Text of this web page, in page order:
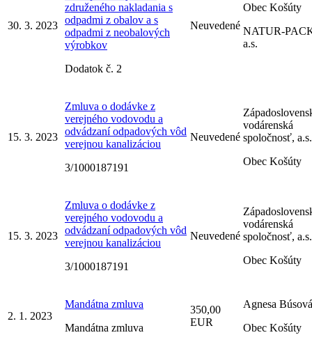
30. 3. 2023
združeného nakladania s
odpadmi z obalov a s
odpadmi z neobalových
výrobkov
Dodatok č. 2
Neuvedené
Obec Košúty
NATUR-
a.s.
15. 3. 2023
Zmluva o dodávke z
verejného vodovodu a
odvádzaní odpadových vôd
verejnou kanalizáciou
3/1000187191
Neuvedené
vodárenská
spoločnosť, a.s.
Obec Košúty
15. 3. 2023
Zmluva o dodávke z
verejného vodovodu a
odvádzaní odpadových vôd
verejnou kanalizáciou
3/1000187191
Neuvedené
vodárenská
spoločnosť, a.s.
Obec Košúty
2. 1. 2023
Mandátna zmluva
Mandátna zmluva
350,00
EUR
Agnesa Búsová
Obec Košúty